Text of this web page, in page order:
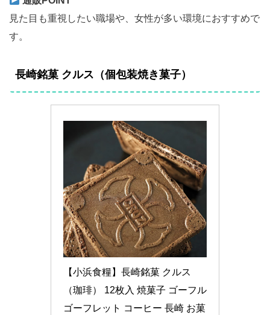
見た目も重視したい職場や、女性が多い環境におすすめで
す。
長崎銘菓 クルス（個包装焼き菓子）
【小浜食糧】長崎銘菓 クルス
（珈琲） 12枚入 焼菓子 ゴーフル
ゴーフレット コーヒー 長崎 お菓